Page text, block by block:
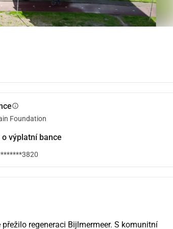
info
Foundation
o výplatní bance
regeneraci Bijlmermeer. S komunitní